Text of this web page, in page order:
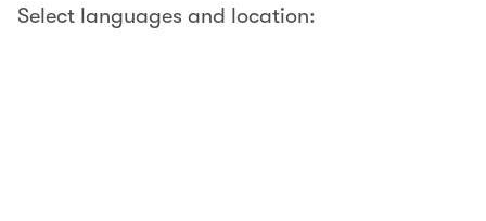
Select languages and location: